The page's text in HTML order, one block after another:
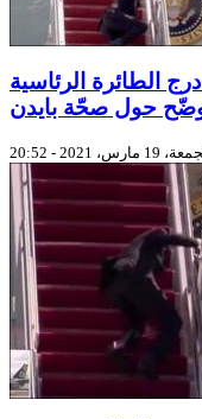
درج الطائرة الرئاسية
حول صحّة بايدن
19 مارس، 2021 - 20:52